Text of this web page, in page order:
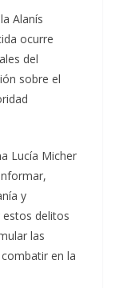
Alanís
ocurre
del
sobre el
Lucía Micher
y
delitos
las
en la